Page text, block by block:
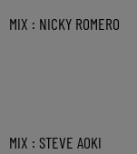
MIX : NICKY ROMERO
MIX : STEVE AOKI